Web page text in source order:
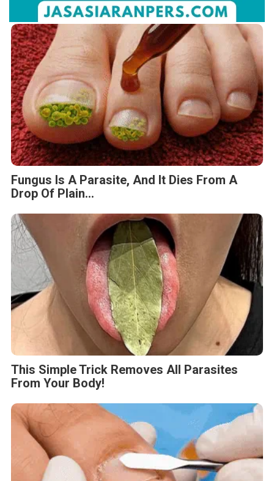
Fungus Is A Parasite, And It Dies From A
Drop Of Plain...
This Simple Trick Removes All Parasites
From Your Body!